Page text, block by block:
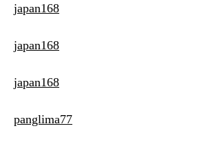
japan168
japan168
japan168
panglima77